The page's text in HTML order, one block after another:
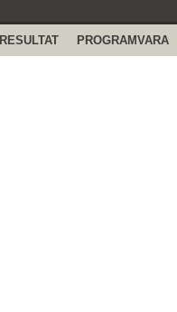
RESULTAT PROGRAMVARA